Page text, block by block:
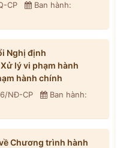
CP
Ban hành:
Nghị định
lý vi phạm hành
hành chính
NĐ-CP
Ban hành:
Chương trình hành